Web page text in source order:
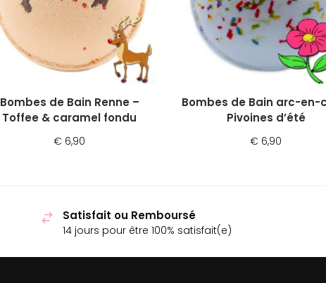
Bombes de Bain Renne –
Toffee & caramel fondu
€ 6,90
Bombes de Bain arc-en-
Pivoines d’été
€ 6,90
Satisfait ou Remboursé
14 jours pour être 100% satisfait(e)